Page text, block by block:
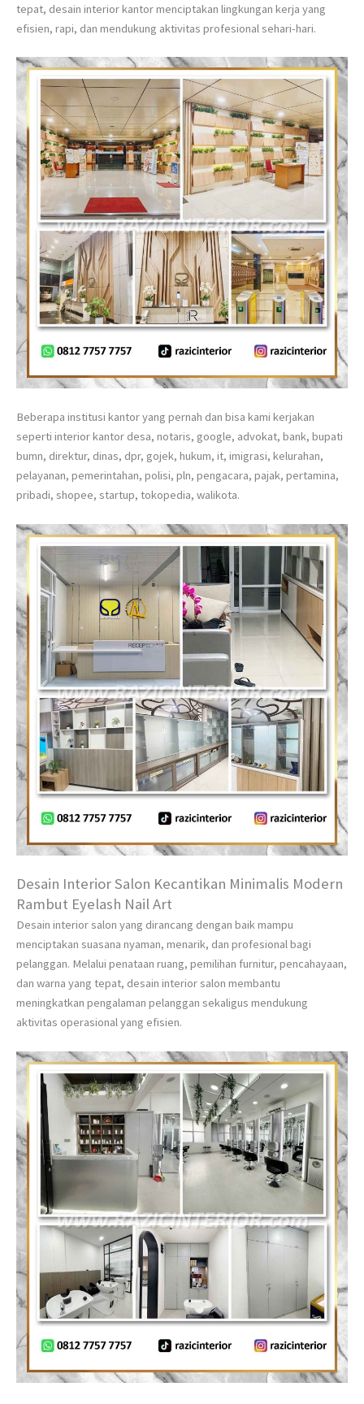
tepat, desain interior kantor menciptakan lingkungan kerja yang
efisien, rapi, dan mendukung aktivitas profesional sehari-hari.
Beberapa institusi kantor yang pernah dan bisa kami kerjakan
seperti interior kantor desa, notaris, google, advokat, bank, bupati
bumn, direktur, dinas, dpr, gojek, hukum, it, imigrasi, kelurahan,
pelayanan, pemerintahan, polisi, pln, pengacara, pajak, pertamina,
pribadi, shopee, startup, tokopedia, walikota.
Desain Interior Salon Kecantikan Minimalis Modern
Rambut Eyelash Nail Art
Desain interior salon yang dirancang dengan baik mampu
menciptakan suasana nyaman, menarik, dan profesional bagi
pelanggan. Melalui penataan ruang, pemilihan furnitur, pencahayaan,
dan warna yang tepat, desain interior salon membantu
meningkatkan pengalaman pelanggan sekaligus mendukung
aktivitas operasional yang efisien.